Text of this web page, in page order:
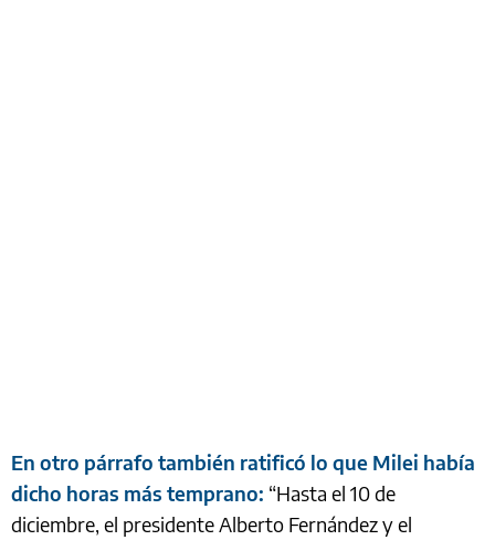
En otro párrafo también ratificó lo que Milei había
dicho horas más temprano: “Hasta el 10 de
diciembre, el presidente Alberto Fernández y el